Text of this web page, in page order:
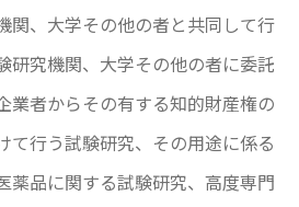
関、大学その他の者と共同して行
研究機関、大学その他の者に委託
業者からその有する知的財産権の
て行う試験研究、その用途に係る
薬品に関する試験研究、高度専門